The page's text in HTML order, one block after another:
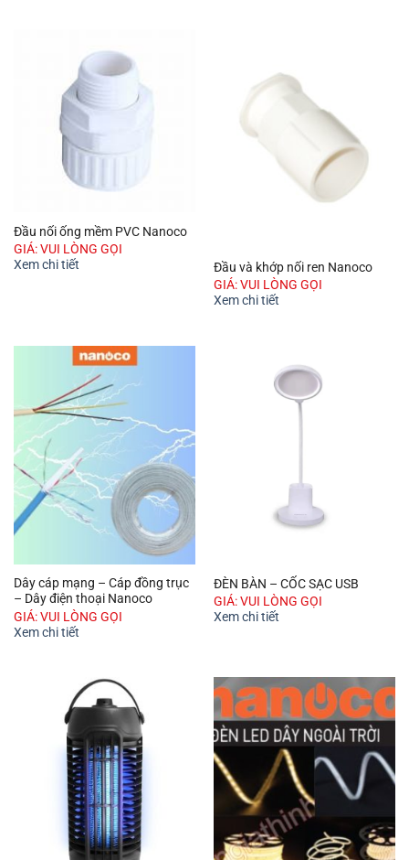
Đầu nối ống mềm PVC Nanoco
GIÁ: VUI LÒNG GỌI
Xem chi tiết
Đầu và khớp nối ren Nanoco
GIÁ: VUI LÒNG GỌI
Xem chi tiết
Dây cáp mạng – Cáp đồng trục
– Dây điện thoại Nanoco
GIÁ: VUI LÒNG GỌI
Xem chi tiết
ĐÈN BÀN – CỐC SẠC USB
GIÁ: VUI LÒNG GỌI
Xem chi tiết